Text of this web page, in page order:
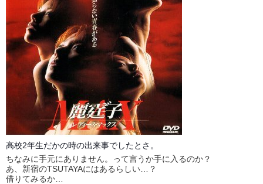
高校2年生だかの時の出来事でしたとさ。
ちなみに手元にありません。って言うか手に入るのか？
あ、新宿のTSUTAYAにはあるらしい…？
借りてみるか…